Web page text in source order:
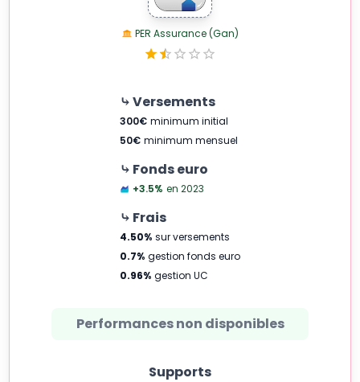
PER Assurance (Gan)
⤷ Versements
300€ minimum initial
50€ minimum mensuel
⤷ Fonds euro
+3.5% en 2023
⤷ Frais
4.50% sur versements
0.7% gestion fonds euro
0.96% gestion UC
Performances non disponibles
Supports